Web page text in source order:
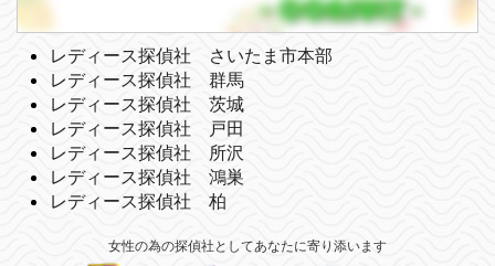
レディース探偵社 さいたま市本部
レディース探偵社 群馬
レディース探偵社 茨城
レディース探偵社 戸田
レディース探偵社 所沢
レディース探偵社 鴻巣
レディース探偵社 柏
女性の為の探偵社としてあなたに寄り添います